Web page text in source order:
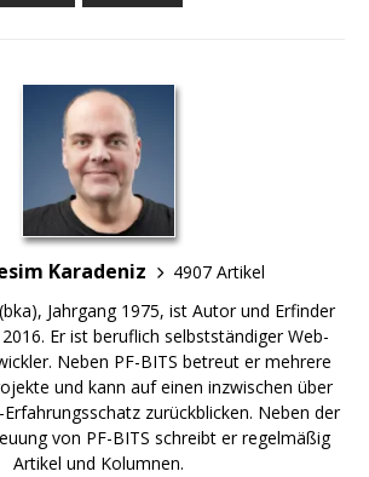
Karadeniz
4907 Artikel
Jahrgang 1975, ist Autor und Erfinder
Er ist beruflich selbstständiger Web-
Neben PF-BITS betreut er mehrere
und kann auf einen inzwischen über
zurückblicken. Neben der
von PF-BITS schreibt er regelmäßig
Artikel und Kolumnen.